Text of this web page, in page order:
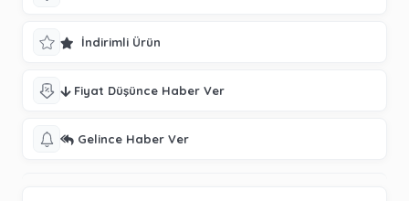
İndirimli Ürün
Fiyat Düşünce Haber Ver
Gelince Haber Ver